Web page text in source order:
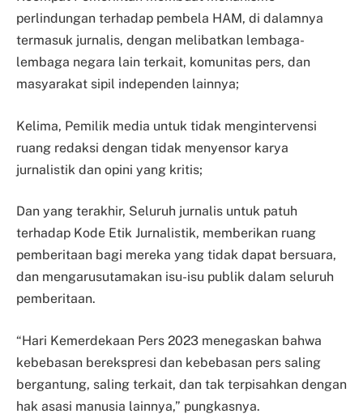
perlindungan terhadap pembela HAM, di dalamnya
termasuk jurnalis, dengan melibatkan lembaga-
lembaga negara lain terkait, komunitas pers, dan
masyarakat sipil independen lainnya;
Kelima, Pemilik media untuk tidak mengintervensi
ruang redaksi dengan tidak menyensor karya
jurnalistik dan opini yang kritis;
Dan yang terakhir, Seluruh jurnalis untuk patuh
terhadap Kode Etik Jurnalistik, memberikan ruang
pemberitaan bagi mereka yang tidak dapat bersuara,
dan mengarusutamakan isu-isu publik dalam seluruh
pemberitaan.
“Hari Kemerdekaan Pers 2023 menegaskan bahwa
kebebasan berekspresi dan kebebasan pers saling
bergantung, saling terkait, dan tak terpisahkan dengan
hak asasi manusia lainnya,” pungkasnya.